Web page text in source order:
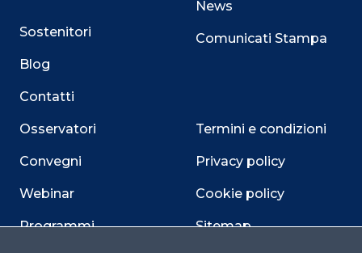
Sostenitori
Blog
Contatti
Osservatori
Convegni
Webinar
Programmi
News
Comunicati Stampa
Termini e condizioni
Privacy policy
Cookie policy
Sitemap